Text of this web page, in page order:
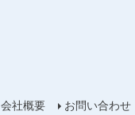
会社概要 お問い合わせ